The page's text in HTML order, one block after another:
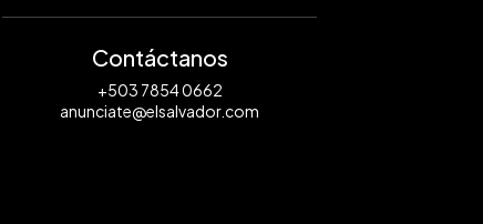
Contáctanos
+503 7854 0662
anunciate@elsalvador.com